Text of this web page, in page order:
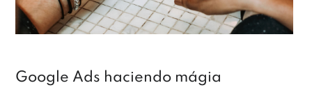
Google Ads haciendo mágia